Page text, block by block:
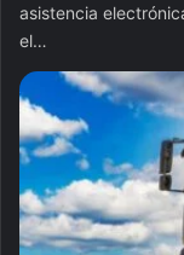
asistencia
el…